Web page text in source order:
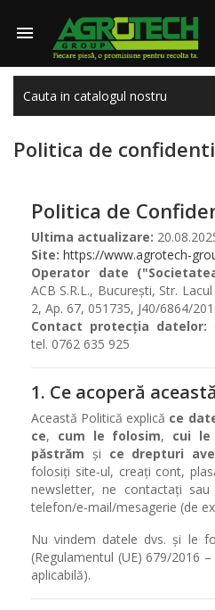

Politica de
Politica de
Ultima actualizare:
Site: https://www.agrotech-
Operator date
ACB S.R.L., București, Str.
2, Ap. 67, 051735, J40/6864/
Contact protecția datelor:
tel. 0762 635 925
1. Ce acoperă
Această Politică explică ce
ce, cum le folosim, cui le
păstrăm și ce drepturi
folosiți site‑ul, creați cont,
newsletter, ne contactați
telefon/e‑mail/mesagerie (de
Nu vindem datele dvs. și le
(Regulamentul (UE) 679/2016
aplicabilă).